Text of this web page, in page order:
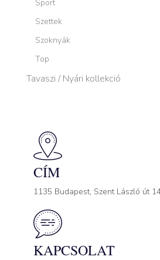
Sport
Szettek
Szoknyák
Top
Tavaszi / Nyári kollekció
CÍM
1135 Budapest, Szent László út
KAPCSOLAT